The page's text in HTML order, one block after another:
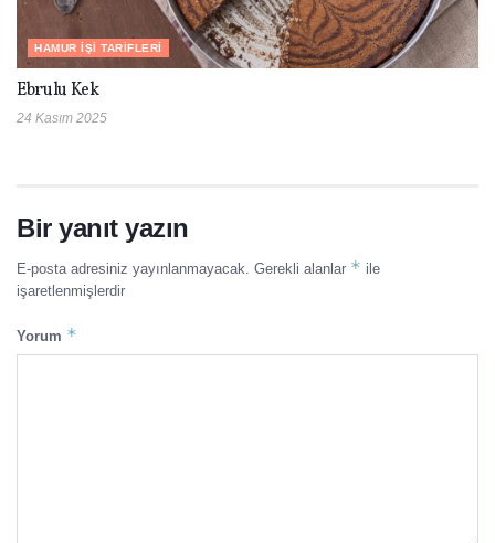
HAMUR İŞI TARIFLERI
Ebrulu Kek
24 Kasım 2025
Bir yanıt yazın
E-posta adresiniz yayınlanmayacak. Gerekli alanlar * ile
işaretlenmişlerdir
Yorum *